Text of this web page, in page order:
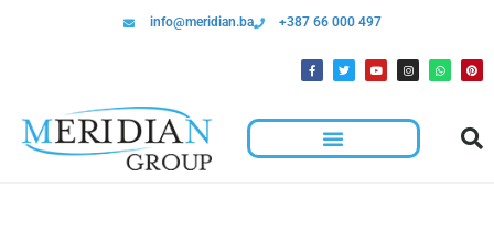
info@meridian.ba +387 66 000 497